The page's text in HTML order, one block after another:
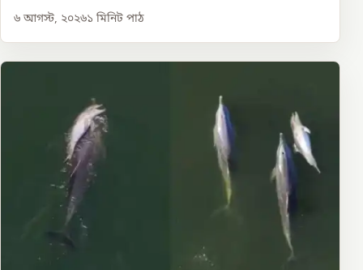
৬ আগস্ট, ২০২৬১ মিনিট পাঠ